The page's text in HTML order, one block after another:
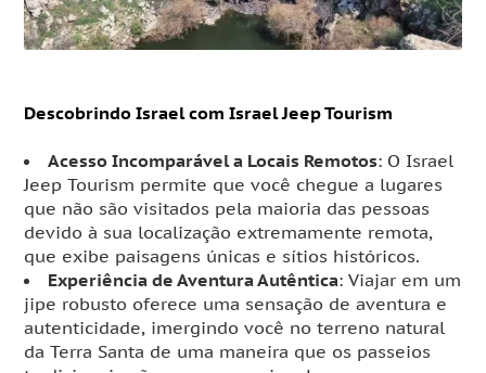
Descobrindo Israel com Israel Jeep Tourism
Acesso Incomparável a Locais Remotos: O Israel
Jeep Tourism permite que você chegue a lugares
que não são visitados pela maioria das pessoas
devido à sua localização extremamente remota,
que exibe paisagens únicas e sítios históricos.
Experiência de Aventura Autêntica: Viajar em um
jipe robusto oferece uma sensação de aventura e
autenticidade, imergindo você no terreno natural
da Terra Santa de uma maneira que os passeios